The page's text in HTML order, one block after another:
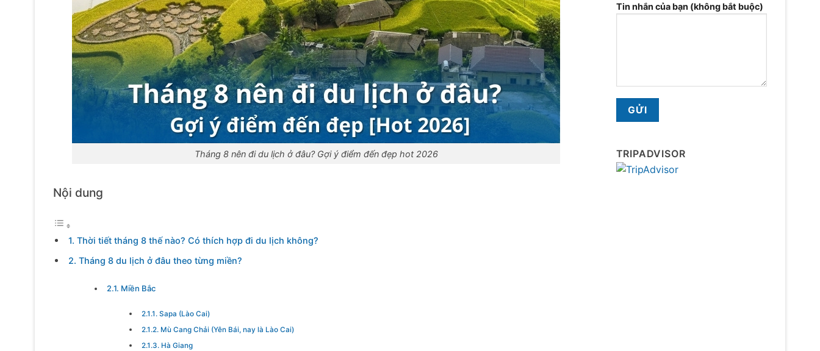
Tháng 8 nên đi du lịch ở đâu? Gợi ý điểm đến đẹp hot 2026
Nội dung
1. Thời tiết tháng 8 thế nào? Có thích hợp đi du lịch không?
2. Tháng 8 du lịch ở đâu theo từng miền?
2.1. Miền Bắc
2.1.1. Sapa (Lào Cai)
2.1.2. Mù Cang Chải (Yên Bái, nay là Lào Cai)
2.1.3. Hà Giang
Tin nhắn của bạn (không bắt buộc)
TRIPADVISOR